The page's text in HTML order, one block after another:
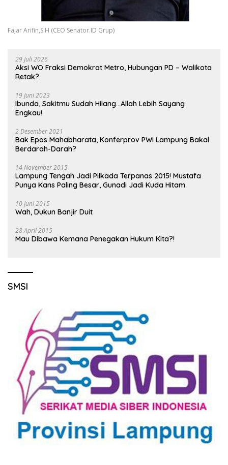
Fajar Arifin,S.H (CEO Senator.ID Grup)
29 Juli 2026
Aksi WO Fraksi Demokrat Metro, Hubungan PD – Walikota
Retak?
19 Juni 2023
Ibunda, Sakitmu Sudah Hilang…Allah Lebih Sayang
Engkau!
2 Desember 2021
Bak Epos Mahabharata, Konferprov PWI Lampung Bakal
Berdarah-Darah?
14 November 2015
Lampung Tengah Jadi Pilkada Terpanas 2015! Mustafa
Punya Kans Paling Besar, Gunadi Jadi Kuda Hitam
10 Juni 2015
Wah, Dukun Banjir Duit
28 April 2015
Mau Dibawa Kemana Penegakan Hukum Kita?!
SMSI